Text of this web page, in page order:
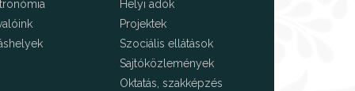
Helyi adók
Projektek
Szociális ellátások
Sajtóközlemények
Oktatás, szakképzés